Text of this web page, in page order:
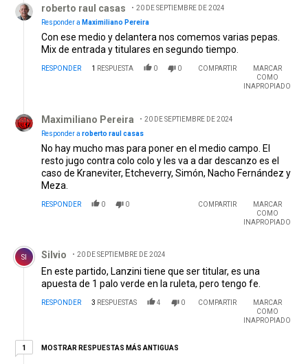
roberto raul casas
20 DE SEPTIEMBRE DE 2024
Responder a Maximiliano Pereira
Con ese medio y delantera nos comemos varias pepas.
Mix de entrada y titulares en segundo tiempo.
RESPONDER 1 RESPUESTA 0 0 COMPARTIR
MARCAR
COMO
INAPROPIADO
Maximiliano Pereira
20 DE SEPTIEMBRE DE 2024
Responder a roberto raul casas
No hay mucho mas para poner en el medio campo. El
resto jugo contra colo colo y les va a dar descanzo es el
caso de Kraneviter, Etcheverry, Simón, Nacho Fernández y
Meza.
RESPONDER 0 0 COMPARTIR
MARCAR
COMO
INAPROPIADO
Comentario de Silvio .
SI Silvio 20 DE SEPTIEMBRE DE 2024
En este partido, Lanzini tiene que ser titular, es una
apuesta de 1 palo verde en la ruleta, pero tengo fe.
RESPONDER 3 RESPUESTAS 4 0 COMPARTIR
MARCAR
COMO
INAPROPIADO
11 respuesta más antiguas
MOSTRAR RESPUESTAS MÁS ANTIGUAS